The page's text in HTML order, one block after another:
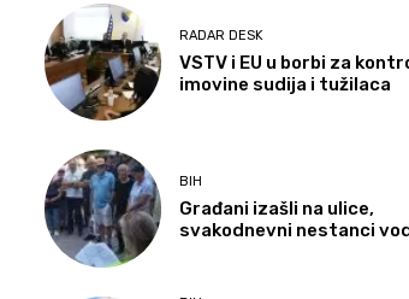
RADAR DESK
VSTV i EU u borbi za
imovine sudija i tužilaca
BIH
Građani izašli na ulice,
svakodnevni nestanci